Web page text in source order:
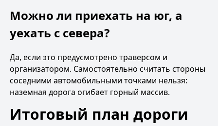
Можно ли приехать на юг, а
уехать с севера?
Да, если это предусмотрено траверсом и
организатором. Самостоятельно считать стороны
соседними автомобильными точками нельзя:
наземная дорога огибает горный массив.
Итоговый план дороги